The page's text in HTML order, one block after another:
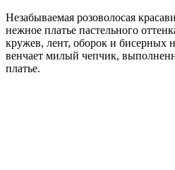
Незабываемая розоволосая
нежное платье пастельного
кружев, лент, оборок и бисерных
венчает милый чепчик,
платье.